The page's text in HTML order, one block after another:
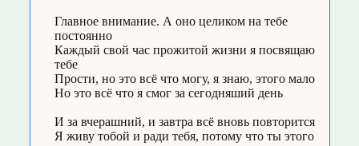
Главное внимание. А оно целиком на тебе
постоянно
Каждый свой час прожитой жизни я посвящаю
тебе
Прости, но это всё что могу, я знаю, этого мало
Но это всё что я смог за сегодняший день
И за вчерашний, и завтра всё вновь повторится
Я живу тобой и ради тебя, потому что ты этого